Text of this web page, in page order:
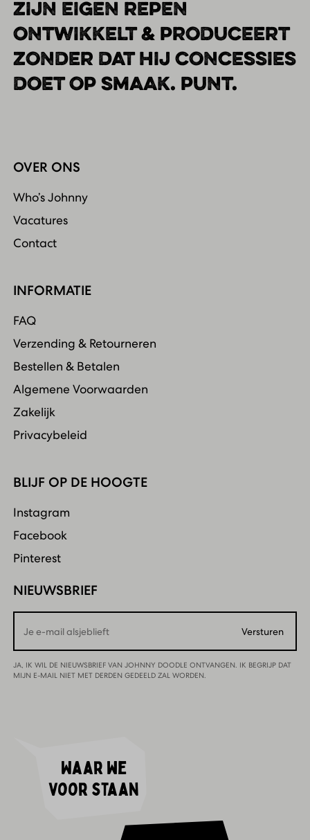
ZIJN EIGEN REPEN
ONTWIKKELT & PRODUCEERT
ZONDER DAT HIJ CONCESSIES
DOET OP SMAAK. PUNT.
OVER ONS
Who’s Johnny
Vacatures
Contact
INFORMATIE
FAQ
Verzending & Retourneren
Bestellen & Betalen
Algemene Voorwaarden
Zakelijk
Privacybeleid
BLIJF OP DE HOOGTE
Instagram
Facebook
Pinterest
NIEUWSBRIEF
Versturen
JA, IK WIL DE NIEUWSBRIEF VAN JOHNNY DOODLE ONTVANGEN. IK BEGRIJP DAT
MIJN E-MAIL NIET MET DERDEN GEDEELD ZAL WORDEN.
Waar we
voor staan